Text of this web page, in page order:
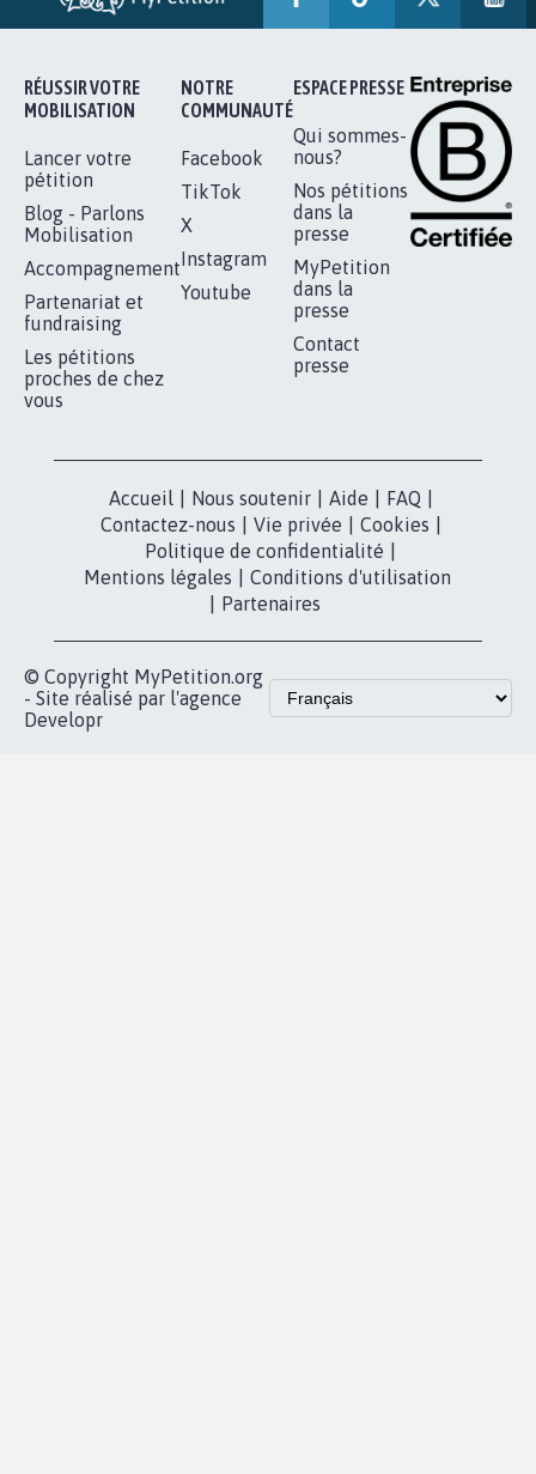
RÉUSSIR VOTRE
MOBILISATION
Lancer votre
pétition
Blog - Parlons
Mobilisation
Accompagnement
Partenariat et
fundraising
Les pétitions
proches de chez
vous
NOTRE
COMMUNAUTÉ
Facebook
TikTok
X
Instagram
Youtube
ESPACE PRESSE
Qui sommes-
nous?
Nos pétitions
dans la
presse
MyPetition
dans la
presse
Contact
presse
Accueil Nous soutenir Aide FAQ
Contactez-nous
Vie privée Cookies
Politique de confidentialité
Mentions légales
Conditions d'utilisation
Partenaires
© Copyright MyPetition.org
- Site réalisé par l'agence
Developr